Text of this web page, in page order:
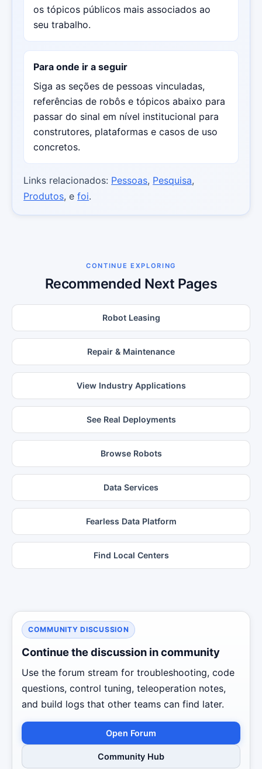
os tópicos públicos mais associados ao
seu trabalho.
Para onde ir a seguir
Siga as seções de pessoas vinculadas,
referências de robôs e tópicos abaixo para
passar do sinal em nível institucional para
construtores, plataformas e casos de uso
concretos.
Links relacionados: Pessoas, Pesquisa,
Produtos, efoi.
CONTINUE EXPLORING
Recommended Next Pages
Robot Leasing
Repair & Maintenance
View Industry Applications
See Real Deployments
Browse Robots
Data Services
Fearless Data Platform
Find Local Centers
COMMUNITY DISCUSSION
Continue the discussion in community
Use the forum stream for troubleshooting, code
questions, control tuning, teleoperation notes,
and build logs that other teams can find later.
Open Forum
Community Hub